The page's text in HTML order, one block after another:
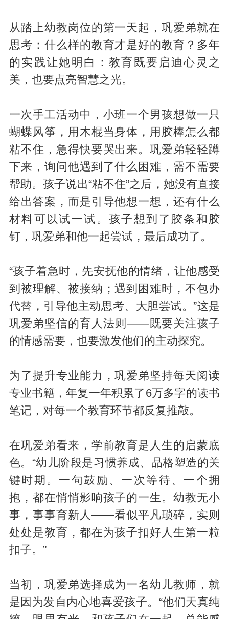
从踏上幼教岗位的第一天起，巩爱弟就在
思考：什么样的教育才是好的教育？多年
的实践让她明白：教育既要启迪心灵之
美，也要点亮智慧之光。
一次手工活动中，小班一个男孩想做一只
蝴蝶风筝，用木棍当身体，用胶棒怎么都
粘不住，急得快要哭出来。巩爱弟轻轻蹲
下来，询问他遇到了什么困难，需不需要
帮助。孩子说出“粘不住”之后，她没有直接
给出答案，而是引导他想一想，还有什么
材料可以试一试。孩子想到了胶条和胶
钉，巩爱弟和他一起尝试，最后成功了。
“孩子着急时，先安抚他的情绪，让他感受
到被理解、被接纳；遇到困难时，不包办
代替，引导他主动思考、大胆尝试。”这是
巩爱弟坚信的育人法则——既要关注孩子
的情感需要，也要激发他们的主动探究。
为了提升专业能力，巩爱弟坚持每天阅读
专业书籍，年复一年积累了6万多字的读书
笔记，对每一个教育环节都反复推敲。
在巩爱弟看来，学前教育是人生的启蒙底
色。“幼儿阶段是习惯养成、品格塑造的关
键时期。一句鼓励、一次等待、一个拥
抱，都在悄悄影响孩子的一生。幼教无小
事，事事育新人——看似平凡琐碎，实则
处处是教育，都在为孩子扣好人生第一粒
扣子。”
当初，巩爱弟选择成为一名幼儿教师，就
是因为发自内心地喜爱孩子。“他们天真纯